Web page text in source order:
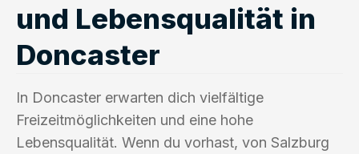
und Lebensqualität in
Doncaster
In Doncaster erwarten dich vielfältige
Freizeitmöglichkeiten und eine hohe
Lebensqualität. Wenn du vorhast, von Salzburg